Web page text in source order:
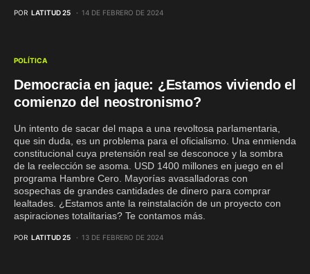
POR LATITUD 25 14 DE FEBRERO DE 2024
POLÍTICA
Democracia en jaque: ¿Estamos viviendo el
comienzo del neostronismo?
Un intento de sacar del mapa a una revoltosa parlamentaria,
que sin duda, es un problema para el oficialismo. Una enmienda
constitucional cuya pretensión real se desconoce y la sombra
de la reelección se asoma. USD 1400 millones en juego en el
programa Hambre Cero. Mayorías avasalladoras con
sospechas de grandes cantidades de dinero para comprar
lealtades. ¿Estamos ante la reinstalación de un proyecto con
aspiraciones totalitarias? Te contamos más.
POR LATITUD 25 13 DE FEBRERO DE 2024